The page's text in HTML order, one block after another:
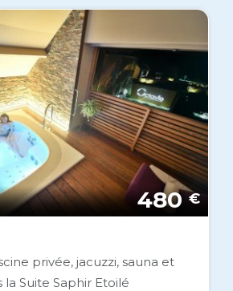
480 €
privée, jacuzzi, sauna et
Suite Saphir Etoilé